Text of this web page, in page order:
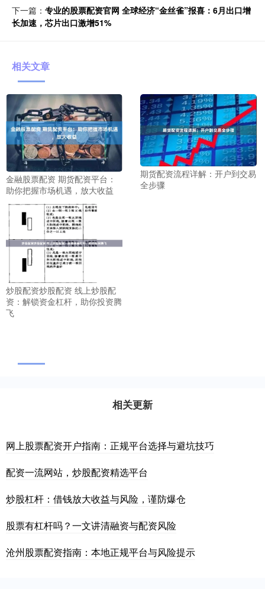
下一篇： 专业的股票配资官网 全球经济“金丝雀”报喜：6月出口增
长加速，芯片出口激增51%
相关文章
金融股票配资 期货配资平台：
助你把握市场机遇，放大收益
期货配资流程详解：开户到交易
全步骤
炒股配资炒股配资 线上炒股配
资：解锁资金杠杆，助你投资腾
飞
相关更新
网上股票配资开户指南：正规平台选择与避坑技巧
配资一流网站，炒股配资精选平台
炒股杠杆：借钱放大收益与风险，谨防爆仓
股票有杠杆吗？一文讲清融资与配资风险
沧州股票配资指南：本地正规平台与风险提示